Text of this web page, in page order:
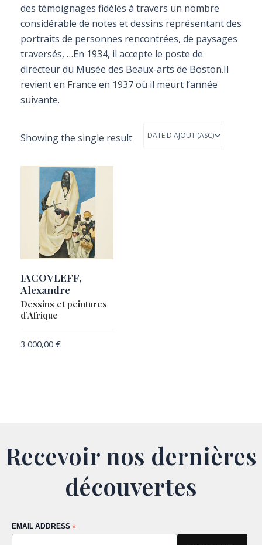
des témoignages fidèles à travers un nombre
considérable de notes et dessins représentant des
portraits de personnes rencontrées, de paysages
traversés, …En 1934, il accepte le poste de
directeur du Musée des Beaux-arts de Boston.Il
revient en France en 1937 où il meurt l’année
suivante.
Showing the single result
IACOVLEFF,
Alexandre
Dessins et peintures
d’Afrique
3 000,00 €
Recevoir nos dernières
découvertes
EMAIL ADDRESS *